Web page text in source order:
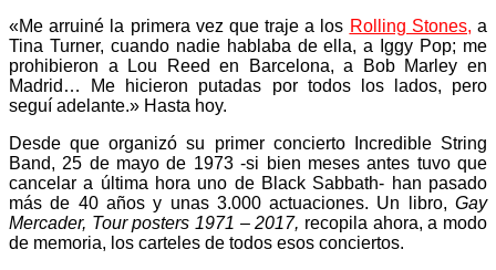
«Me arruiné la primera vez que traje a los Rolling Stones, a
Tina Turner, cuando nadie hablaba de ella, a Iggy Pop; me
prohibieron a Lou Reed en Barcelona, a Bob Marley en
Madrid… Me hicieron putadas por todos los lados, pero
seguí adelante.» Hasta hoy.
Desde que organizó su primer concierto Incredible String
Band, 25 de mayo de 1973 -si bien meses antes tuvo que
cancelar a última hora uno de Black Sabbath- han pasado
más de 40 años y unas 3.000 actuaciones. Un libro, Gay
Mercader, Tour posters 1971 – 2017, recopila ahora, a modo
de memoria, los carteles de todos esos conciertos.